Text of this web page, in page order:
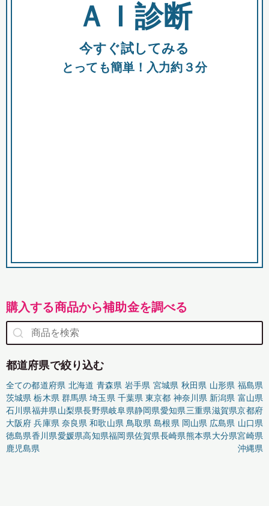
全国の検索結果を含めて表示
助成金 融資 出資
ＡＩ診断
今すぐ試してみる
とっても簡単！入力約３分
購入する商品から補助金を調べる
都道府県で絞り込む
全ての都道府県 北海道 青森県 岩手県 宮城県 秋田県 山形県 福島県
茨城県 栃木県 群馬県 埼玉県 千葉県 東京都 神奈川県 新潟県 富山県
石川県福井県山梨県長野県岐阜県静岡県愛知県三重県滋賀県京都府
大阪府 兵庫県 奈良県 和歌山県 鳥取県 島根県 岡山県 広島県 山口県
徳島県香川県愛媛県高知県福岡県佐賀県長崎県熊本県大分県宮崎県
鹿児島県
沖縄県